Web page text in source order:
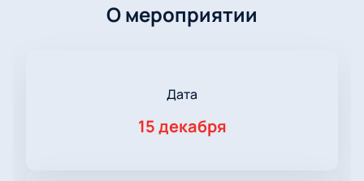
О мероприятии
Дата
15 декабря